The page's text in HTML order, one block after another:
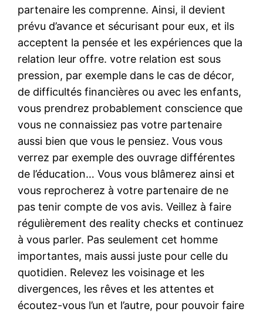
partenaire les comprenne. Ainsi, il devient
prévu d’avance et sécurisant pour eux, et ils
acceptent la pensée et les expériences que la
relation leur offre. votre relation est sous
pression, par exemple dans le cas de décor,
de difficultés financières ou avec les enfants,
vous prendrez probablement conscience que
vous ne connaissiez pas votre partenaire
aussi bien que vous le pensiez. Vous vous
verrez par exemple des ouvrage différentes
de l’éducation… Vous vous blâmerez ainsi et
vous reprocherez à votre partenaire de ne
pas tenir compte de vos avis. Veillez à faire
régulièrement des reality checks et continuez
à vous parler. Pas seulement cet homme
importantes, mais aussi juste pour celle du
quotidien. Relevez les voisinage et les
divergences, les rêves et les attentes et
écoutez-vous l’un et l’autre, pour pouvoir faire